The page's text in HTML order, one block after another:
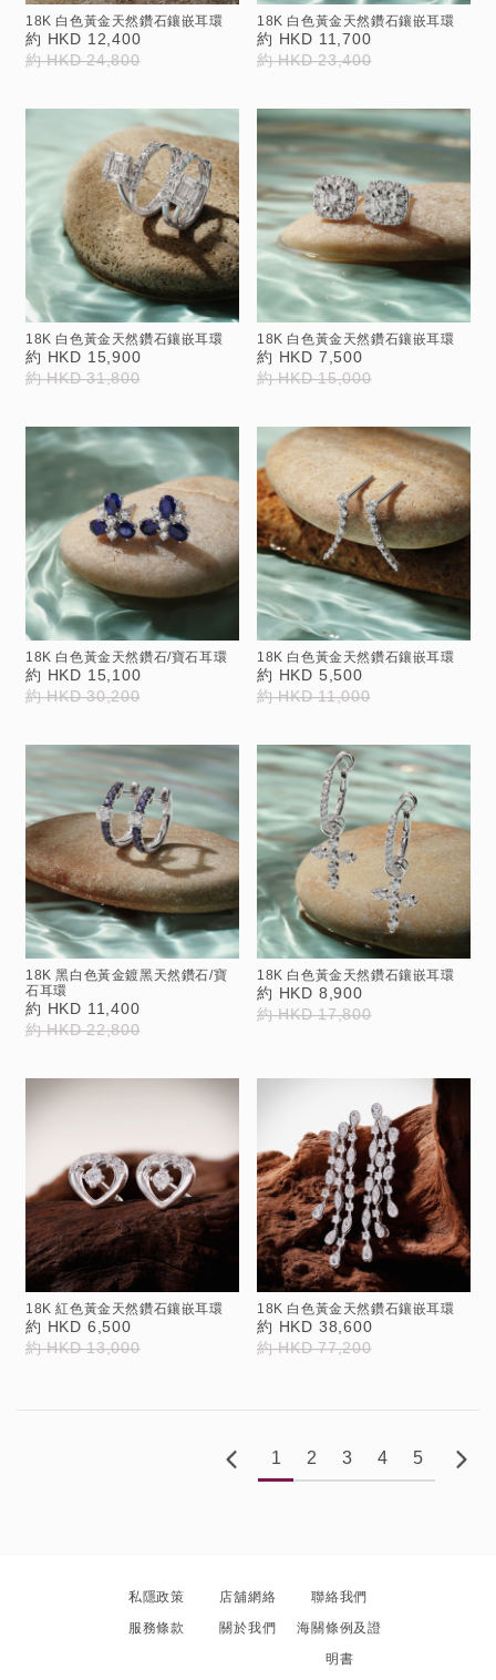
18K 白色黃金天然鑽石鑲嵌耳環
約 HKD 12,400
約 HKD 24,800
18K 白色黃金天然鑽石鑲嵌耳環
約 HKD 11,700
約 HKD 23,400
18K 白色黃金天然鑽石鑲嵌耳環
約 HKD 15,900
約 HKD 31,800
18K 白色黃金天然鑽石鑲嵌耳環
約 HKD 7,500
約 HKD 15,000
18K 白色黃金天然鑽石/寶石耳環
約 HKD 15,100
約 HKD 30,200
18K 白色黃金天然鑽石鑲嵌耳環
約 HKD 5,500
約 HKD 11,000
18K 黑白色黃金鍍黑天然鑽石/寶
石耳環
約 HKD 11,400
約 HKD 22,800
18K 白色黃金天然鑽石鑲嵌耳環
約 HKD 8,900
約 HKD 17,800
18K 紅色黃金天然鑽石鑲嵌耳環
約 HKD 6,500
約 HKD 13,000
18K 白色黃金天然鑽石鑲嵌耳環
約 HKD 38,600
約 HKD 77,200
1 2 3 4 5
私隱政策 店舖網絡
聯絡我們
服務條款
關於我們
海關條例及證
明書